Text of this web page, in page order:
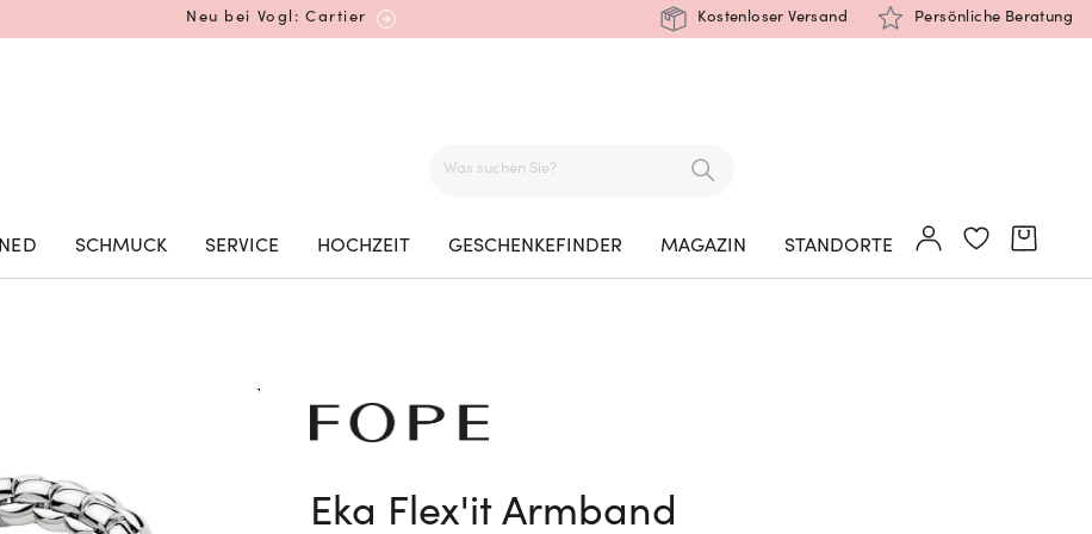
Neu bei Vogl: Cartier
Mehr erfahren: Ikonische Uhren von Cartier
Kostenloser Versand Persönliche Beratung
SCHMUCK SERVICE HOCHZEIT GESCHENKEFINDER MAGAZIN STANDORTE
Eka Flex'it Armband